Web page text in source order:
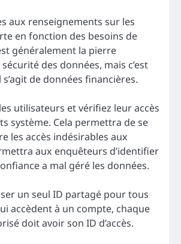
aux renseignements sur les
en fonction des besoins de
généralement la pierre
des données, mais c’est
s’agit de données financières.
utilisateurs et vérifiez leur accès
système. Cela permettra de se
les accès indésirables aux
aux enquêteurs d’identifier
a mal géré les données.
un seul ID partagé pour tous
accèdent à un compte, chaque
doit avoir son ID d’accès.